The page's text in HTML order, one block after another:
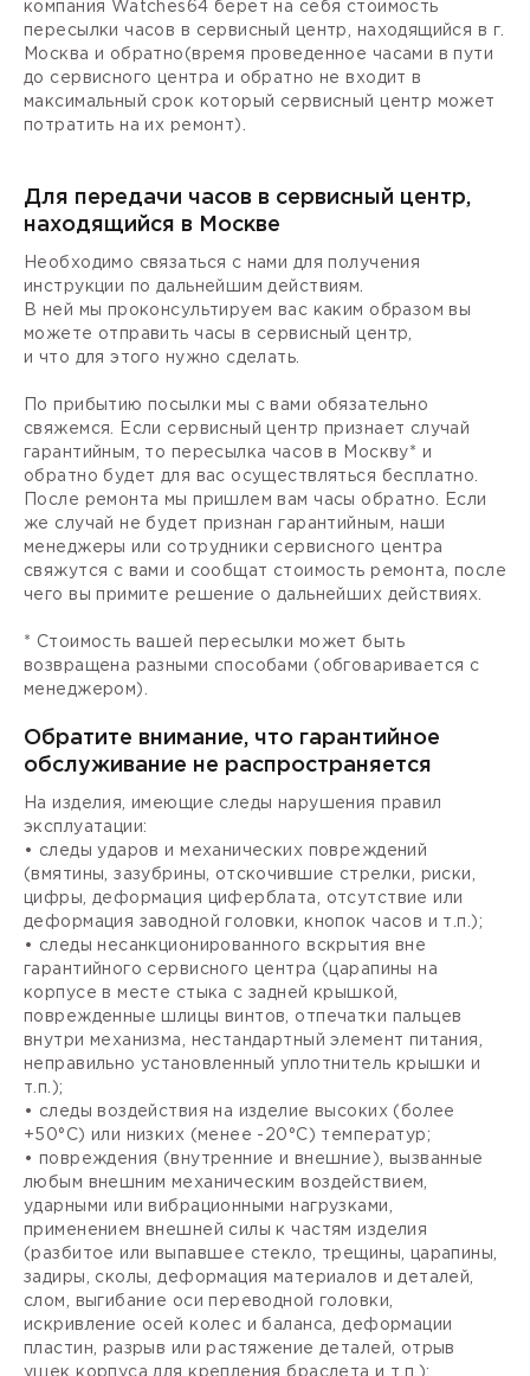
компания Watches64 берет на себя стоимость
пересылки часов в сервисный центр, находящийся в г.
Москва и обратно(время проведенное часами в пути
до сервисного центра и обратно не входит в
максимальный срок который сервисный центр может
потратить на их ремонт).
Для передачи часов в сервисный центр,
находящийся в Москве
Необходимо связаться с нами для получения
инструкции по дальнейшим действиям.
В ней мы проконсультируем вас каким образом вы
можете отправить часы в сервисный центр,
и что для этого нужно сделать.
По прибытию посылки мы с вами обязательно
свяжемся. Если сервисный центр признает случай
гарантийным, то пересылка часов в Москву* и
обратно будет для вас осуществляться бесплатно.
После ремонта мы пришлем вам часы обратно. Если
же случай не будет признан гарантийным, наши
менеджеры или сотрудники сервисного центра
свяжутся с вами и сообщат стоимость ремонта, после
чего вы примите решение о дальнейших действиях.
* Стоимость вашей пересылки может быть
возвращена разными способами (обговаривается с
менеджером).
Обратите внимание, что гарантийное
обслуживание не распространяется
На изделия, имеющие следы нарушения правил
эксплуатации:
• следы ударов и механических повреждений
(вмятины, зазубрины, отскочившие стрелки, риски,
цифры, деформация циферблата, отсутствие или
деформация заводной головки, кнопок часов и т.п.);
• следы несанкционированного вскрытия вне
гарантийного сервисного центра (царапины на
корпусе в месте стыка с задней крышкой,
поврежденные шлицы винтов, отпечатки пальцев
внутри механизма, нестандартный элемент питания,
неправильно установленный уплотнитель крышки и
т.п.);
• следы воздействия на изделие высоких (более
+50°С) или низких (менее -20°С) температур;
• повреждения (внутренние и внешние), вызванные
любым внешним механическим воздействием,
ударными или вибрационными нагрузками,
применением внешней силы к частям изделия
(разбитое или выпавшее стекло, трещины, царапины,
задиры, сколы, деформация материалов и деталей,
слом, выгибание оси переводной головки,
искривление осей колес и баланса, деформации
пластин, разрыв или растяжение деталей, отрыв
ушек корпуса для крепления браслета и т.п.);